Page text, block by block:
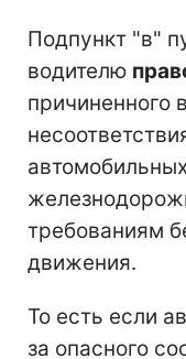
Подпункт "в"
водителю
причиненного
требованиям
движения.
То есть если
за опасного